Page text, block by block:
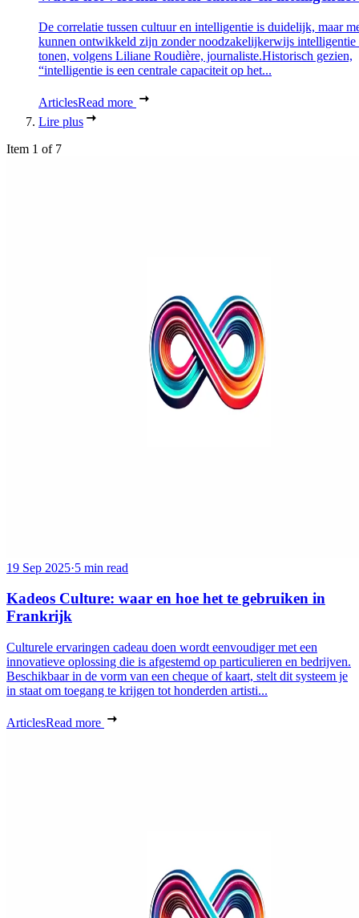
De correlatie tussen cultuur en intelligentie is duidelijk, maar
kunnen ontwikkeld zijn zonder noodzakelijkerwijs intelligentie
tonen, volgens Liliane Roudière, journaliste.Historisch gezien,
“intelligentie is een centrale capaciteit op het...
ArticlesRead more
Lire plus
Item 1 of 7
19 Sep 2025·5 min read
Kadeos Culture: waar en hoe het te gebruiken in
Frankrijk
Culturele ervaringen cadeau doen wordt eenvoudiger met een
innovatieve oplossing die is afgestemd op particulieren en bedrijven.
Beschikbaar in de vorm van een cheque of kaart, stelt dit systeem je
in staat om toegang te krijgen tot honderden artisti...
ArticlesRead more